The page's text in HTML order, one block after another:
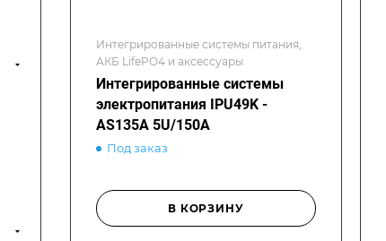
Интегрированные системы питания,
АКБ LifePO4 и аксессуары
Интегрированные системы
электропитания IPU49K -
AS135A 5U/150A
Под заказ
В КОРЗИНУ